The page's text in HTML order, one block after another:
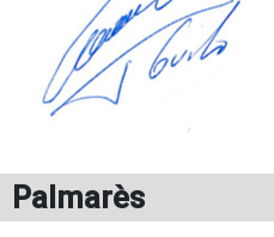
Palmarès